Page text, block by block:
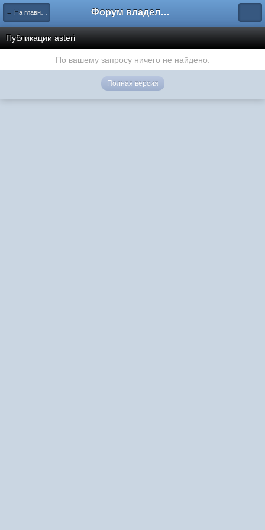
← На главную Форум владельцев интернет-магазинов
Публикации asteri
По вашему запросу ничего не найдено.
Полная версия